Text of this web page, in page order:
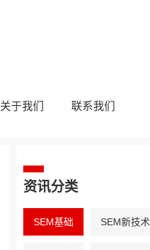
关于我们 联系我们
资讯分类
SEM基础 SEM新技术